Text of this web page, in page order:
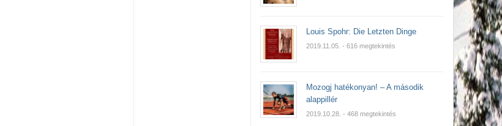
Louis Spohr: Die Letzten Dinge
2019.11.05. - 616 megtekintés
Mozogj hatékonyan! – A második
alappillér
2019.10.28. - 468 megtekintés